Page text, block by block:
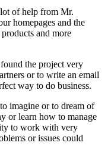
of help from Mr.
homepages and the
and more
the project very
or to write an email
way to do business.
imagine or to dream of
or learn how to manage
to work with very
or issues could